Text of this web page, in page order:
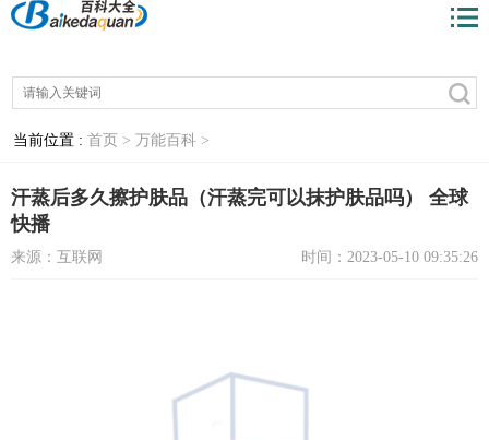
当前位置 : 首页 > 万能百科 >
汗蒸后多久擦护肤品（汗蒸完可以抹护肤品吗） 全球
快播
来源：互联网 时间：2023-05-10 09:35:26